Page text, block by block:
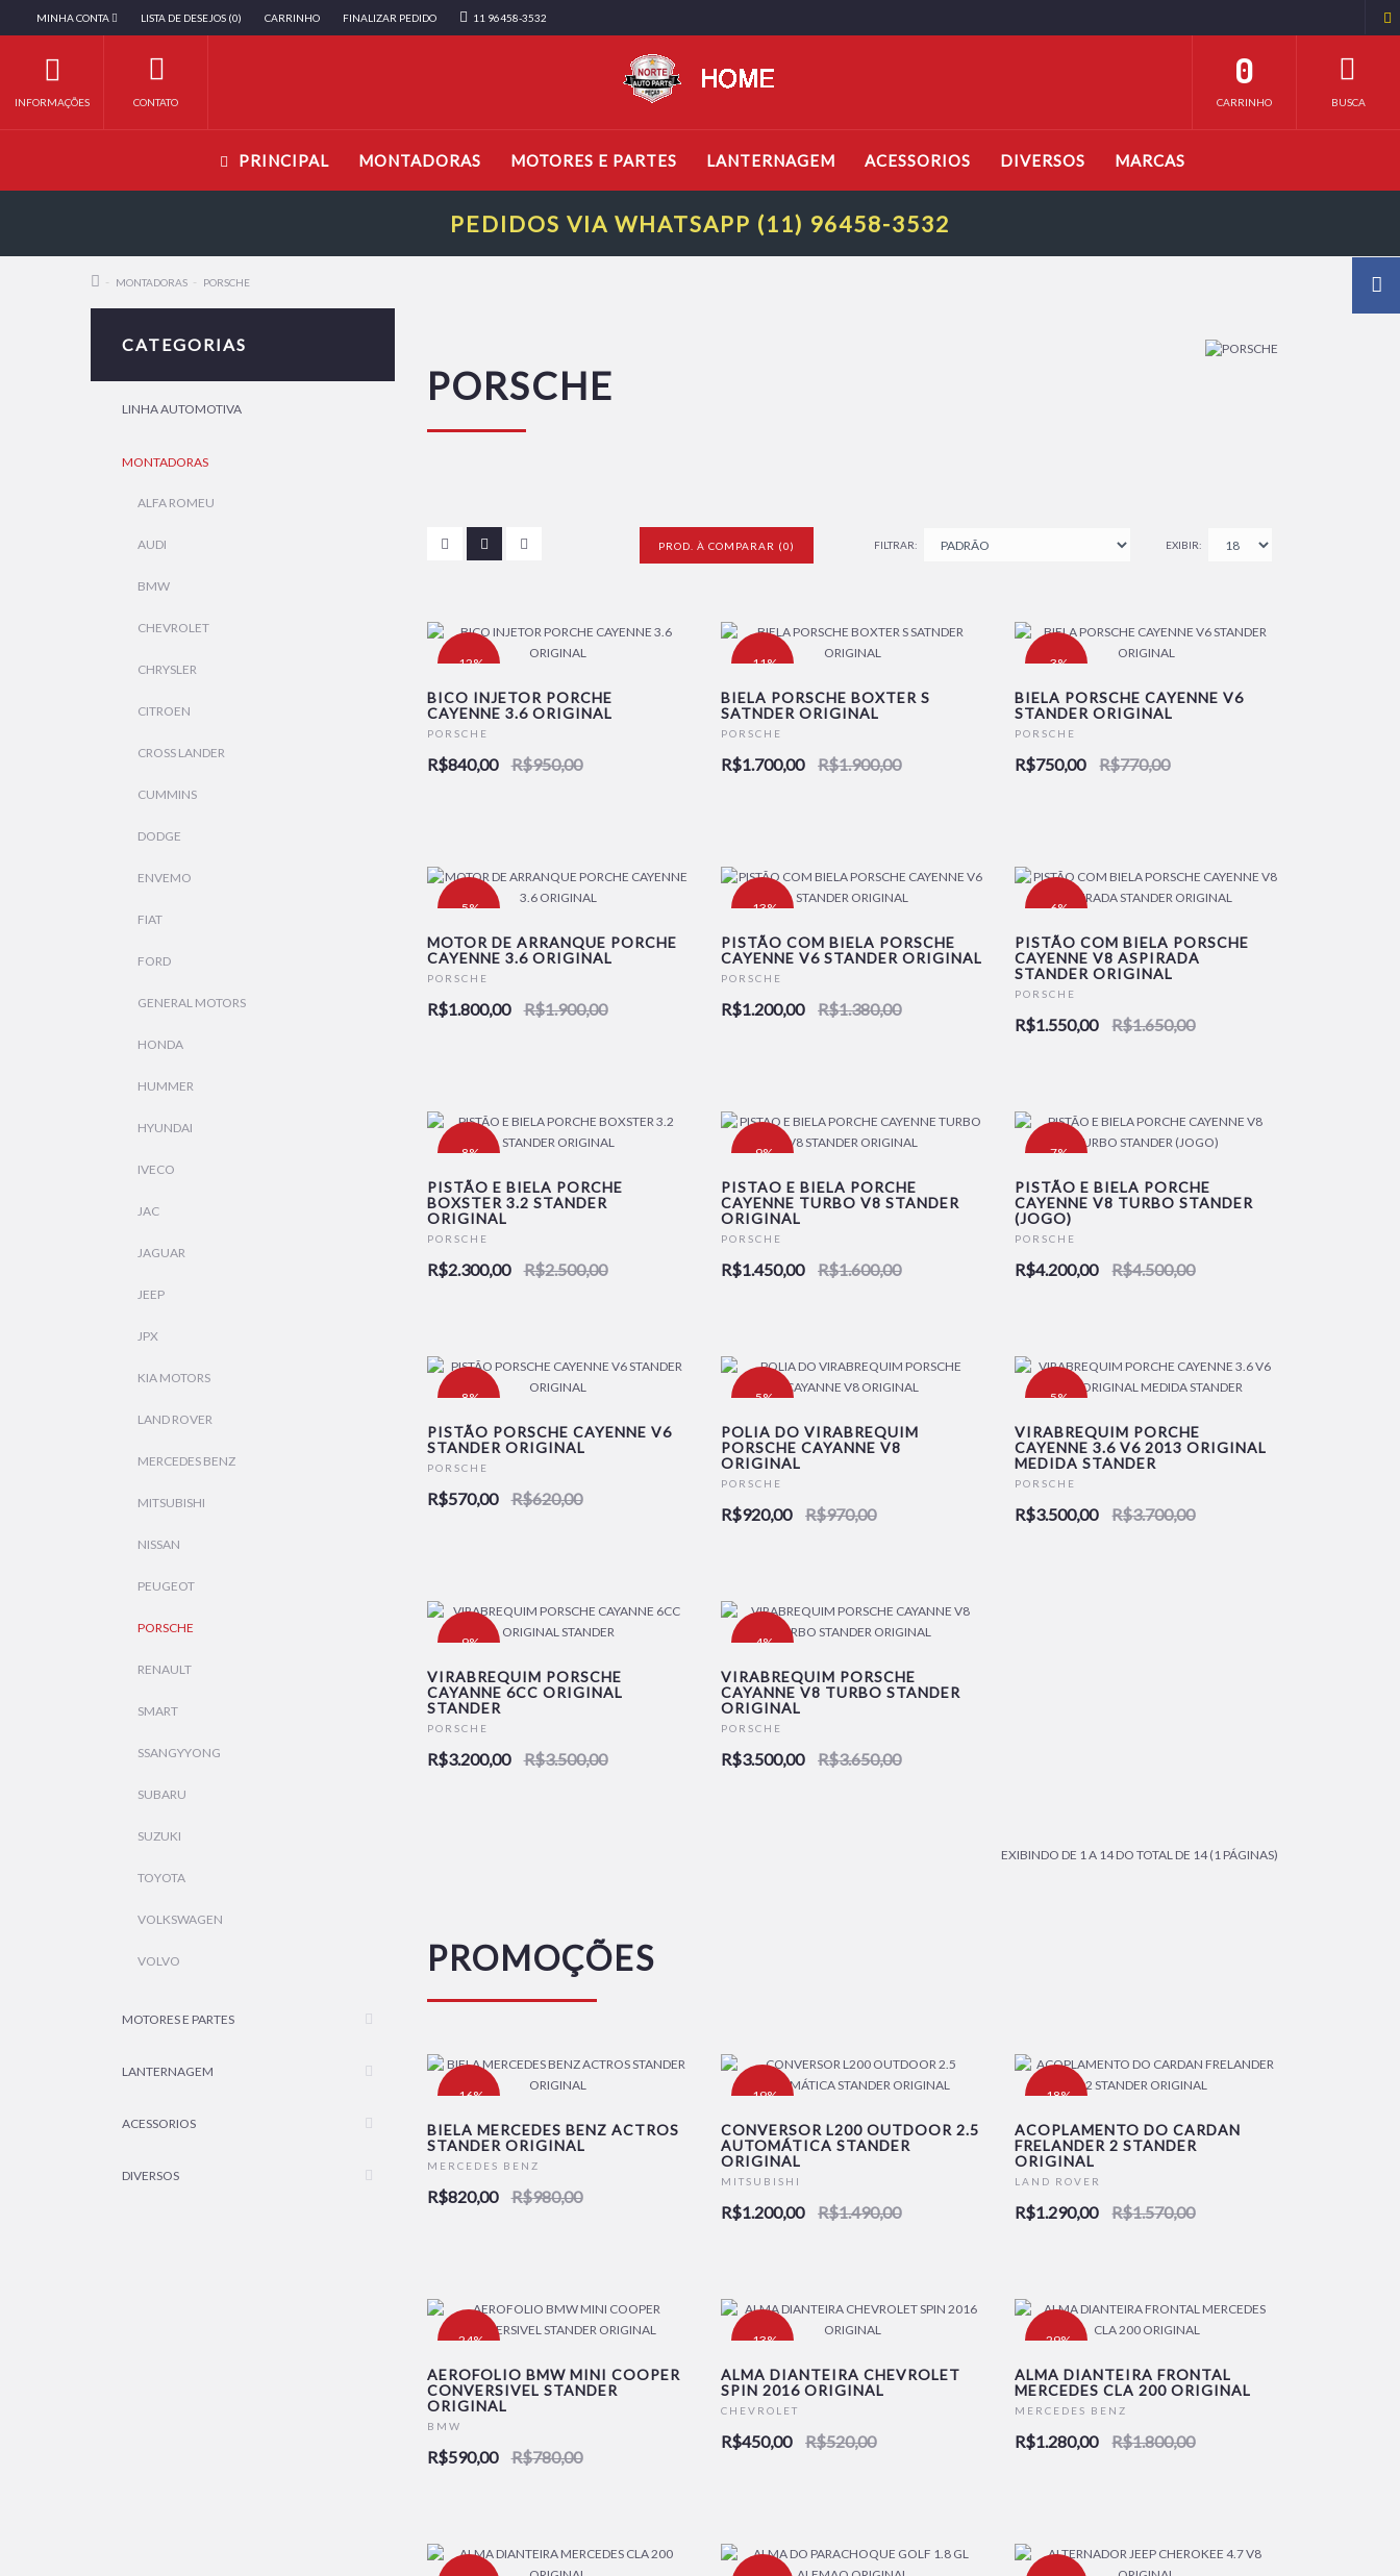
MINHA CONTA LISTA DE DESEJOS (0) CARRINHO FINALIZAR PEDIDO 11 96458-3532
INFORMAÇÕES CONTATO BUSCA
0
CARRINHO
PRINCIPAL MONTADORAS MOTORES E PARTES LANTERNAGEM ACESSORIOS DIVERSOS MARCAS
PEDIDOS VIA WHATSAPP (11) 96458-3532
MONTADORAS PORSCHE
CATEGORIAS
LINHA AUTOMOTIVA
MONTADORAS
ALFA ROMEU
AUDI
BMW
CHEVROLET
CHRYSLER
CITROEN
CROSS LANDER
CUMMINS
DODGE
ENVEMO
FIAT
FORD
GENERAL MOTORS
HONDA
HUMMER
HYUNDAI
IVECO
JAC
JAGUAR
JEEP
JPX
KIA MOTORS
LAND ROVER
MERCEDES BENZ
MITSUBISHI
NISSAN
PEUGEOT
PORSCHE
RENAULT
SMART
SSANGYYONG
SUBARU
SUZUKI
TOYOTA
VOLKSWAGEN
VOLVO
MOTORES E PARTES
LANTERNAGEM
ACESSORIOS
DIVERSOS
PORSCHE
PROD. À COMPARAR (0) FILTRAR: EXIBIR:
-12%
NOVO
BICO INJETOR PORCHE
CAYENNE 3.6 ORIGINAL
PORSCHE
R$840,00 R$950,00
-11%
NOVO
BIELA PORSCHE BOXTER S
SATNDER ORIGINAL
PORSCHE
R$1.700,00 R$1.900,00
-3%
NOVO
BIELA PORSCHE CAYENNE V6
STANDER ORIGINAL
PORSCHE
R$750,00 R$770,00
-5%
NOVO
MOTOR DE ARRANQUE PORCHE
CAYENNE 3.6 ORIGINAL
PORSCHE
R$1.800,00 R$1.900,00
-13%
NOVO
PISTÃO COM BIELA PORSCHE
CAYENNE V6 STANDER ORIGINAL
PORSCHE
R$1.200,00 R$1.380,00
-6%
NOVO
PISTÃO COM BIELA PORSCHE
CAYENNE V8 ASPIRADA
STANDER ORIGINAL
PORSCHE
R$1.550,00 R$1.650,00
-8%
NOVO
PISTÃO E BIELA PORCHE
BOXSTER 3.2 STANDER
ORIGINAL
PORSCHE
R$2.300,00 R$2.500,00
-9%
NOVO
PISTAO E BIELA PORCHE
CAYENNE TURBO V8 STANDER
ORIGINAL
PORSCHE
R$1.450,00 R$1.600,00
-7%
NOVO
PISTÃO E BIELA PORCHE
CAYENNE V8 TURBO STANDER
(JOGO)
PORSCHE
R$4.200,00 R$4.500,00
-8%
NOVO
PISTÃO PORSCHE CAYENNE V6
STANDER ORIGINAL
PORSCHE
R$570,00 R$620,00
-5%
NOVO
POLIA DO VIRABREQUIM
PORSCHE CAYANNE V8
ORIGINAL
PORSCHE
R$920,00 R$970,00
-5%
NOVO
VIRABREQUIM PORCHE
CAYENNE 3.6 V6 2013 ORIGINAL
MEDIDA STANDER
PORSCHE
R$3.500,00 R$3.700,00
-9%
NOVO
VIRABREQUIM PORSCHE
CAYANNE 6CC ORIGINAL
STANDER
PORSCHE
R$3.200,00 R$3.500,00
-4%
NOVO
VIRABREQUIM PORSCHE
CAYANNE V8 TURBO STANDER
ORIGINAL
PORSCHE
R$3.500,00 R$3.650,00
EXIBINDO DE 1 A 14 DO TOTAL DE 14 (1 PÁGINAS)
PROMOÇÕES
-16%
BIELA MERCEDES BENZ ACTROS
STANDER ORIGINAL
MERCEDES BENZ
R$820,00 R$980,00
-19%
CONVERSOR L200 OUTDOOR 2.5
AUTOMÁTICA STANDER
ORIGINAL
MITSUBISHI
R$1.200,00 R$1.490,00
-18%
ACOPLAMENTO DO CARDAN
FRELANDER 2 STANDER
ORIGINAL
LAND ROVER
R$1.290,00 R$1.570,00
-24%
AEROFOLIO BMW MINI COOPER
CONVERSIVEL STANDER
ORIGINAL
BMW
R$590,00 R$780,00
-13%
ALMA DIANTEIRA CHEVROLET
SPIN 2016 ORIGINAL
CHEVROLET
R$450,00 R$520,00
-29%
ALMA DIANTEIRA FRONTAL
MERCEDES CLA 200 ORIGINAL
MERCEDES BENZ
R$1.280,00 R$1.800,00